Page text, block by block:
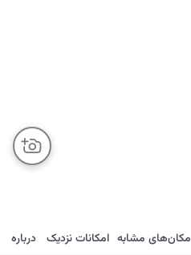
ارسال تماس مکان‌های مشابه امکانات نزدیک درباره